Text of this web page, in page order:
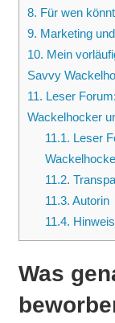
8. Für wen
9. Marketing
10. Mein
Savvy
11. Leser
Wackelhocker
11.1. Leser
11.2.
11.3. Autorin
11.4.
Was